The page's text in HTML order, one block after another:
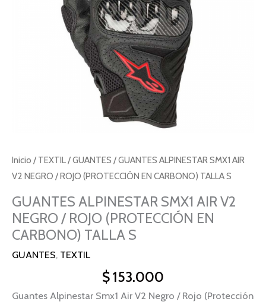
Inicio / TEXTIL/GUANTES / GUANTES ALPINESTAR SMX1 AIR
V2 NEGRO / ROJO (PROTECCIÓN EN CARBONO) TALLA S
GUANTES ALPINESTAR SMX1 AIR V2
NEGRO / ROJO (PROTECCIÓN EN
CARBONO) TALLA S
GUANTES, TEXTIL
$153.000
Guantes Alpinestar Smx1 Air V2 Negro / Rojo (Protección